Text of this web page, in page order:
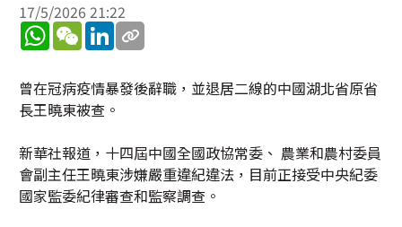
17/5/2026 21:22
WhatsApp
WeChatLinkedIn
曾在冠病疫情暴發後辭職，並退居二線的中國湖北省原省
長王曉東被查。
新華社報道，十四屆中國全國政協常委、 農業和農村委員
會副主任王曉東涉嫌嚴重違紀違法，目前正接受中央紀委
國家監委紀律審查和監察調查。